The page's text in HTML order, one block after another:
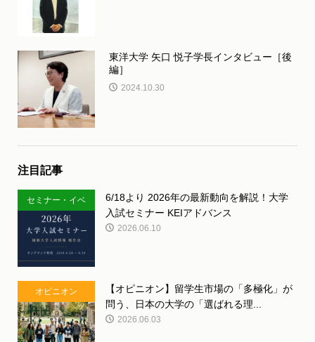
東洋大学 矢口 悦子学長インタビュー［後
編］
2024.10.30
注目記事
セミナー・イベ
ント
6/18より 2026年の最新動向を解説！大学
入試セミナー KEIアドバンス
2026.06.10
オピニオン
【オピニオン】留学生市場の「多極化」が
問う、日本の大学の「選ばれる理...
2026.06.03